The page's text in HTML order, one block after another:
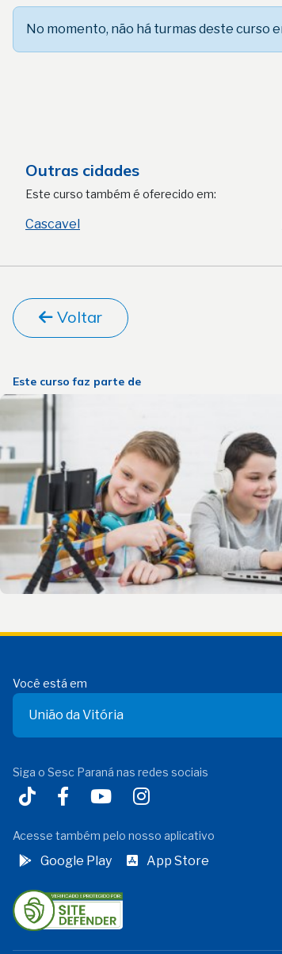
No momento, não há turmas deste curso
Outras cidades
Este curso também é oferecido em:
Cascavel
Voltar
Este curso faz parte de
Você está em
União da Vitória
Siga o Sesc Paraná nas redes sociais
Acesse também pelo nosso aplicativo
Google Play App Store